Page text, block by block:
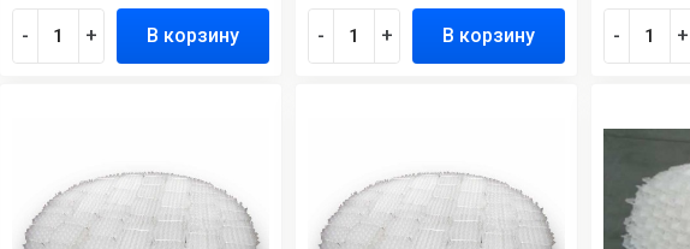
- + В корзину - + В корзину - +